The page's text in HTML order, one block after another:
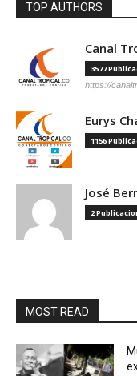
TOP AUTHORS
Canal
3577
https://
Eurys
1156
José
2
MOST READ